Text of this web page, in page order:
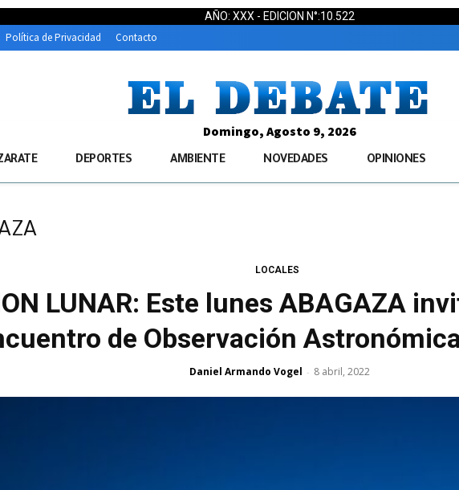
AÑO: XXX - EDICION N°:10.522
Política de Privacidad Contacto
Domingo, Agosto 9, 2026
DEPORTES AMBIENTE NOVEDADES OPINIONES
LOCALES
LUNAR: Este lunes ABAGAZA
de Observación
Daniel Armando Vogel - 8 abril, 2022